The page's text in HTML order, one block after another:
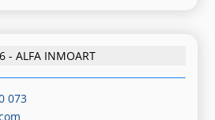
- ALFA INMOART
073